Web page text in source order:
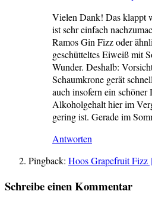
Vielen Dank! Das klappt
ist sehr einfach
Ramos Gin Fizz oder
geschütteltes Eiweiß mit
Wunder. Deshalb:
Schaumkrone gerät
auch insofern ein schöner
Alkoholgehalt hier im
gering ist. Gerade im
Antworten
Pingback: Hoos Grapefruit Fizz
Schreibe einen Kommentar